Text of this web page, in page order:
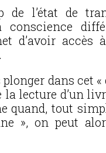
de l’état de
conscience
d’avoir accès
dans cet
la lecture d’un
quand, tout
», on peut